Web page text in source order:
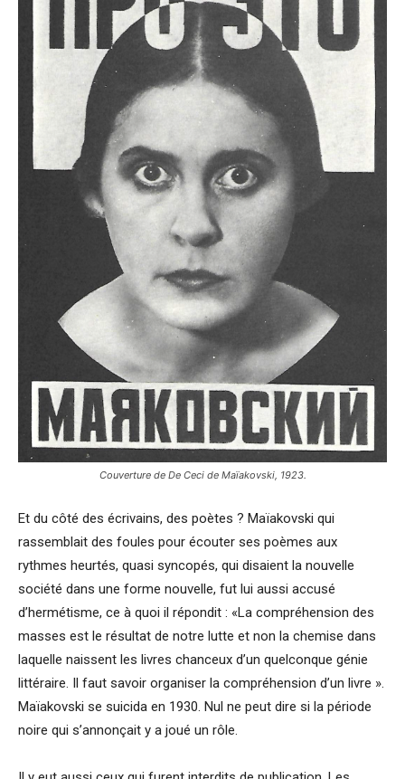
Couverture de De Ceci de Maïakovski, 1923.
Et du côté des écrivains, des poètes ? Maïakovski qui
rassemblait des foules pour écouter ses poèmes aux
rythmes heurtés, quasi syncopés, qui disaient la nouvelle
société dans une forme nouvelle, fut lui aussi accusé
d’hermétisme, ce à quoi il répondit : «La compréhension des
masses est le résultat de notre lutte et non la chemise dans
laquelle naissent les livres chanceux d’un quelconque génie
littéraire. Il faut savoir organiser la compréhension d’un livre ».
Maïakovski se suicida en 1930. Nul ne peut dire si la période
noire qui s’annonçait y a joué un rôle.